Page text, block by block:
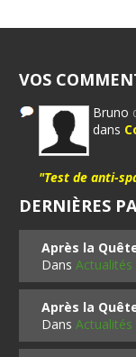
VOS
Bruno
dans
"Test de anti-
DERNIÈRES
Après la
DansActualités
Après la
DansActualités